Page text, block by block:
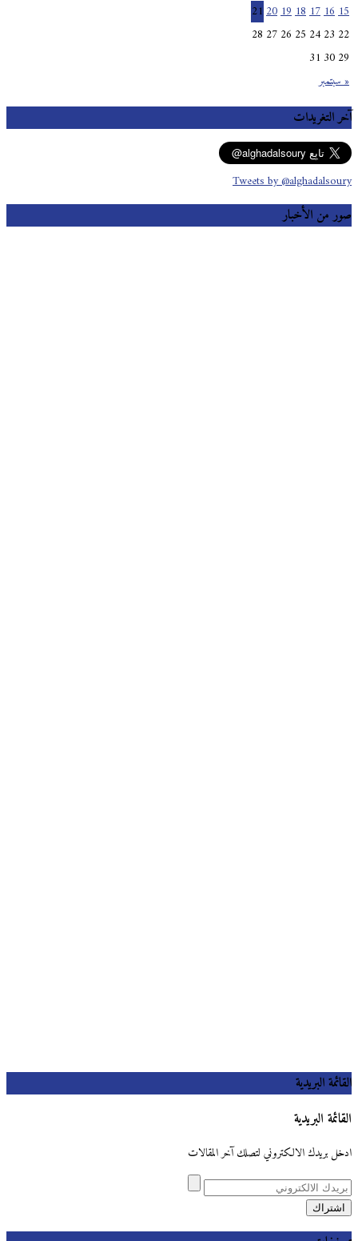
« سبتمبر
15
16
17
18
19
20
21
22
23
24
25
26
27
28
29
30
31
آخر التغريدات
Tweets by @alghadalsoury
صور من الأخبار
القائمة البريدية
القائمة البريدية
ادخل بريدك الالكتروني لتصلك آخر المقالات